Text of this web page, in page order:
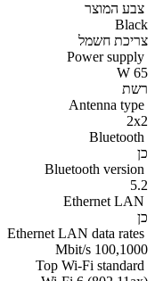
צבע המוצר
Black
צריכת חשמל
Power supply
65 W
רשת
Antenna type
2x2
Bluetooth
כן
Bluetooth version
5.2
Ethernet LAN
כן
Ethernet LAN data rates
100,1000 Mbit/s
Top Wi-Fi standard